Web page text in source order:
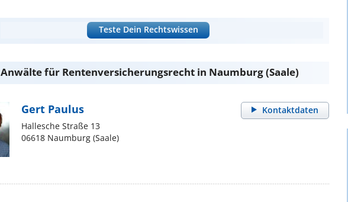
Teste Dein Rechtswissen
Anwälte für Rentenversicherungsrecht in Naumburg (Saale)
Kontaktdaten
Gert Paulus
Hallesche Straße 13
06618 Naumburg (Saale)